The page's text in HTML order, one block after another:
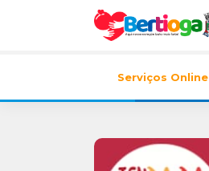
Serviços Online